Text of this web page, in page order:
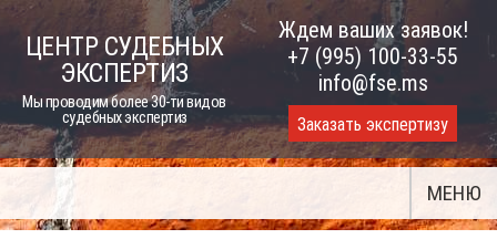
Skip
ЦЕНТР СУДЕБНЫХ
ЭКСПЕРТИЗ
Мы проводим более 30-ти видов
судебных экспертиз
Ждем ваших заявок!
+7 (995) 100-33-55
info@fse.ms
Заказать экспертизу
МЕНЮ